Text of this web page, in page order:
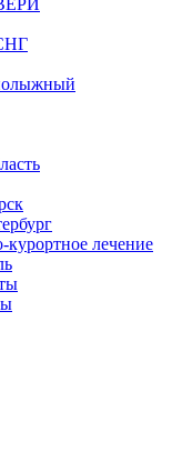
курортное лечение